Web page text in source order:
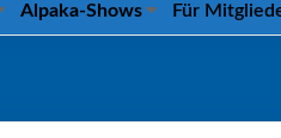
Alpaka-Shows Für